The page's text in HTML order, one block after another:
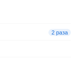
2 раза